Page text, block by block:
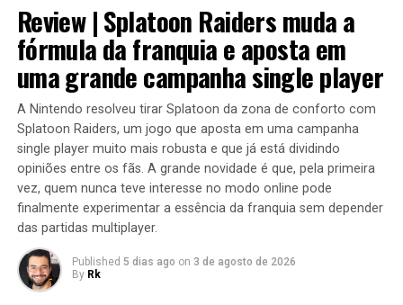
Apesar de tudo isso, o jogo foi relançado na Steam (bem
discretamente). Mas fica a pergunta: será que uma
remasterização no Switch poderia dar uma segunda
chance ao título?
Sonic The Fighters – A luta que não
vingou
Review | Splatoon Raiders muda a
fórmula da franquia e aposta em
uma grande campanha single player
A Nintendo resolveu tirar Splatoon da zona de conforto com
Splatoon Raiders, um jogo que aposta em uma campanha
single player muito mais robusta e que já está dividindo
opiniões entre os fãs. A grande novidade é que, pela primeira
vez, quem nunca teve interesse no modo online pode
finalmente experimentar a essência da franquia sem depender
das partidas multiplayer.
Published 5 dias ago on 3 de agosto de 2026
By Rk